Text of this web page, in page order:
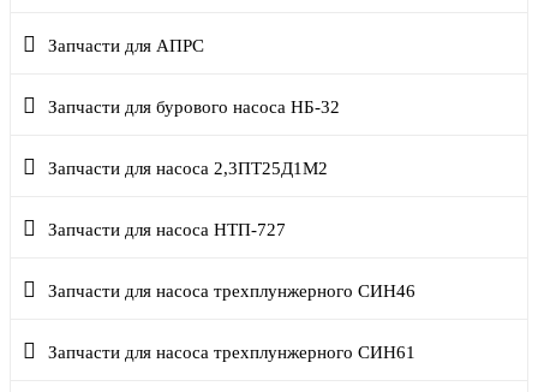
Запчасти для АПРС
Запчасти для бурового насоса НБ-32
Запчасти для насоса 2,3ПТ25Д1М2
Запчасти для насоса НТП-727
Запчасти для насоса трехплунжерного СИН46
Запчасти для насоса трехплунжерного СИН61